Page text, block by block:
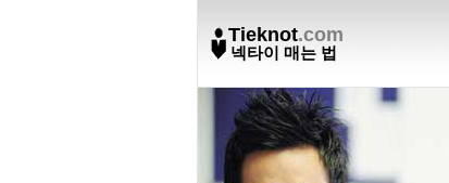
Tieknot.com
넥타이 매는 법